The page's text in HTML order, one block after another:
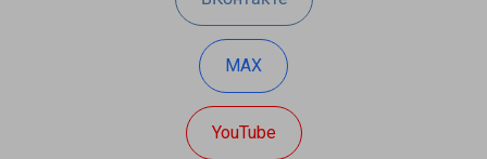
MAX
YouTube